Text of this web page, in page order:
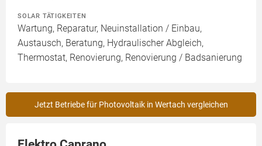
SOLAR TÄTIGKEITEN
Wartung, Reparatur, Neuinstallation / Einbau,
Austausch, Beratung, Hydraulischer Abgleich,
Thermostat, Renovierung, Renovierung / Badsanierung
Jetzt Betriebe für Photovoltaik in Wertach vergleichen